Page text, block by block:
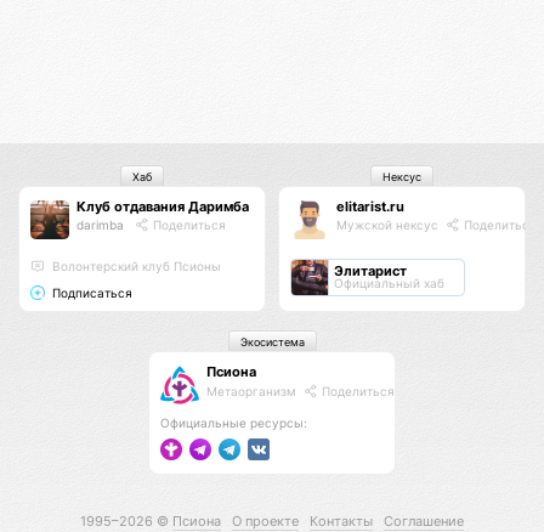
Клуб отдавания Даримба
darimba Поделиться
Волонтерский клуб Псионы
Подписаться
Хаб
elitarist.ru
Мужской нексус Поделиться
Элитарист
Официальный хаб
Нексус
Псиона
Метаорганизм Поделиться
Официальные ресурсы:
Экосистема
1995–2026 © Псиона О проекте Контакты Соглашение